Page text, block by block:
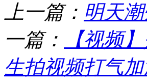
上一篇： 明天
一篇：
【视频
生拍视频打气